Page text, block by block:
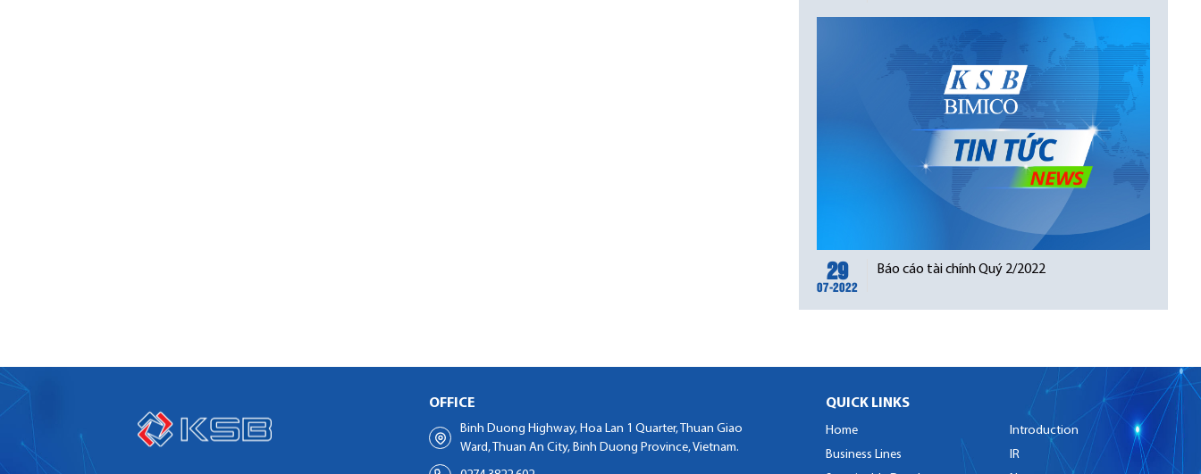
29
07-2022
Báo cáo tài chính Quý 2/2022
OFFICE
Binh Duong Highway, Hoa Lan 1 Quarter, Thuan Giao
Ward, Thuan An City, Binh Duong Province, Vietnam.
QUICK LINKS
Home
Introduction
Business Lines
IR